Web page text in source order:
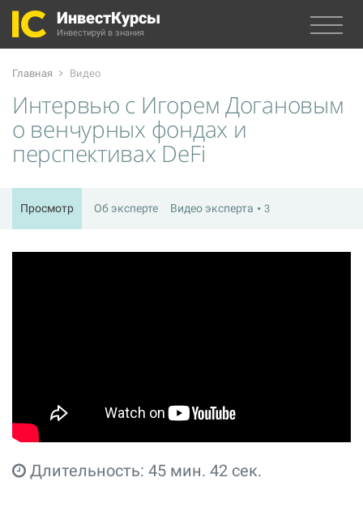
ИнвестКурсы
Инвестируй в знания
Главная Видео
Интервью с Игорем Догановым
о венчурных фондах и
перспективах DeFi
Просмотр Об эксперте Видео эксперта 3
Длительность: 45 мин. 42 сек.